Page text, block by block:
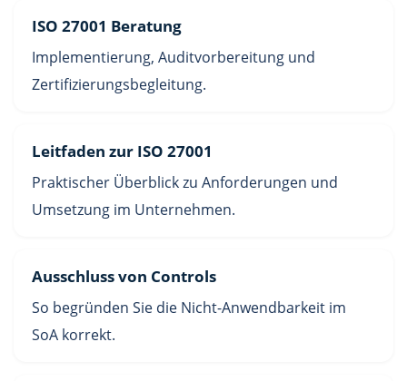
ISO 27001 Beratung
Implementierung, Auditvorbereitung und
Zertifizierungsbegleitung.
Leitfaden zur ISO 27001
Praktischer Überblick zu Anforderungen und
Umsetzung im Unternehmen.
Ausschluss von Controls
So begründen Sie die Nicht-Anwendbarkeit im
SoA korrekt.